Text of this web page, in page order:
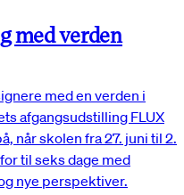
med verden
med en verden i
afgangsudstilling FLUX
når skolen fra 27. juni til 2.
til seks dage med
nye perspektiver.